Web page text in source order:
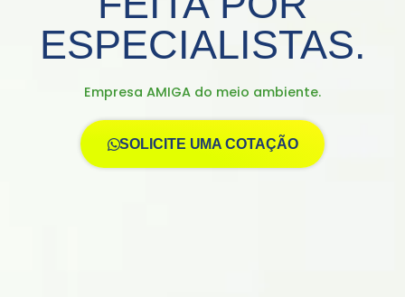
ESPECIALISTAS.
Empresa AMIGA do meio ambiente.
SOLICITE UMA COTAÇÃO